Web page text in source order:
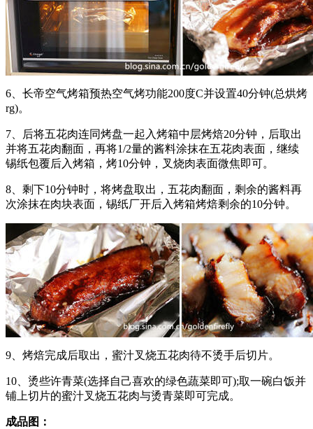
6、长帝空气烤箱预热空气烤功能200度C并设置40分钟(总烘烤
rg)。
7、后将五花肉连同烤盘一起入烤箱中层烤焙20分钟，后取出
并将五花肉翻面，再将1/2量的酱料涂抹在五花肉表面，继续
锡纸包覆后入烤箱，烤10分钟，叉烧肉表面微焦即可。
8、剩下10分钟时，将烤盘取出，五花肉翻面，剩余的酱料再
次涂抹在肉块表面，锡纸厂开后入烤箱烤焙剩余的10分钟。
9、烤焙完成后取出，蜜汁叉烧五花肉待不烫手后切片。
10、烫些许青菜(选择自己喜欢的绿色蔬菜即可);取一碗白饭并
铺上切片的蜜汁叉烧五花肉与烫青菜即可完成。
成品图：